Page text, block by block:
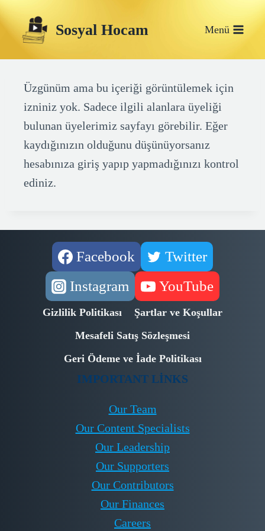
Skip
to
content
Sosyal Hocam Menü
Üzgünüm ama bu içeriği görüntülemek için
izniniz yok. Sadece ilgili alanlara üyeliği
bulunan üyelerimiz sayfayı görebilir. Eğer
kaydığınızın olduğunu düşünüyorsanız
hesabınıza giriş yapıp yapmadığınızı kontrol
ediniz.
Facebook
Twitter
Instagram
YouTube
Gizlilik Politikası
Şartlar ve Koşullar
Mesafeli Satış Sözleşmesi
Geri Ödeme ve İade Politikası
IMPORTANT LINKS
Our Team
Our Content Specialists
Our Leadership
Our Supporters
Our Contributors
Our Finances
Careers